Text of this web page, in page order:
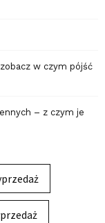
w czym pójść
– z czym je